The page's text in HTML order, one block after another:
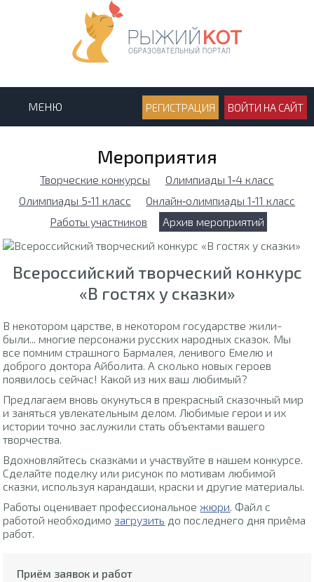
МЕНЮ РЕГИСТРАЦИЯ ВОЙТИ НА САЙТ
Мероприятия
Творческие конкурсы
Олимпиады 1‑4 класс
Олимпиады 5‑11 класс
Онлайн‑олимпиады 1‑11 класс
Работы участников
Архив мероприятий
Всероссийский творческий конкурс
«В гостях у сказки»
В некотором царстве, в некотором государстве жили-
были... многие персонажи русских народных сказок. Мы
все помним страшного Бармалея, ленивого Емелю и
доброго доктора Айболита. А сколько новых героев
появилось сейчас! Какой из них ваш любимый?
Предлагаем вновь окунуться в прекрасный сказочный мир
и заняться увлекательным делом. Любимые герои и их
истории точно заслужили стать объектами вашего
творчества.
Вдохновляйтесь сказками и участвуйте в нашем конкурсе.
Сделайте поделку или рисунок по мотивам любимой
сказки, используя карандаши, краски и другие материалы.
Работы оценивает профессиональное жюри. Файл с
работой необходимо загрузить до последнего дня приёма
работ.
Приём заявок и работ